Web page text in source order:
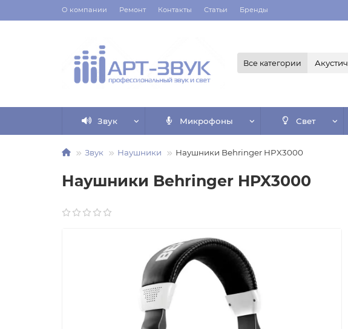
О компании Ремонт Контакты Статьи Бренды
Все категории
Звук Микрофоны Свет
Звук Наушники Наушники Behringer HPX3000
Наушники Behringer HPX3000